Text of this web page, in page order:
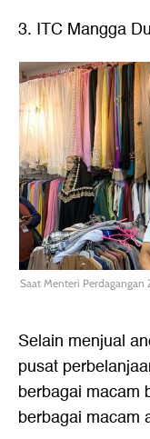
3. ITC Mangga
Saat Menteri Perdagangan
Selain menjual
pusat
berbagai macam
berbagai macam